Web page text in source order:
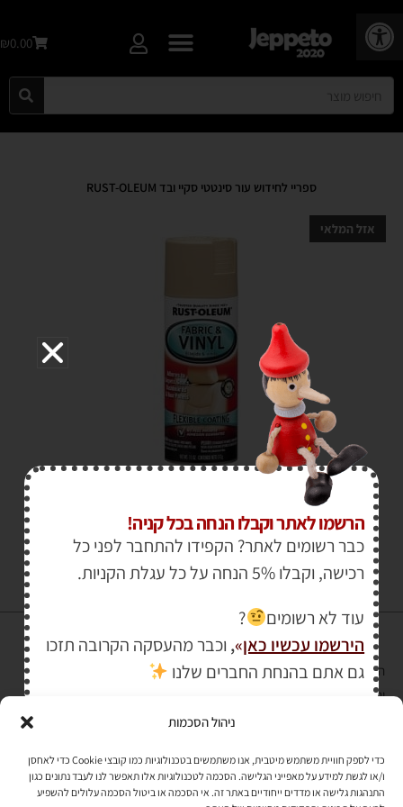
פתח סרגל נגישות
ניהול הסכמות
כדי לספק חוויית משתמש מיטבית, אנו משתמשים בטכנולוגיות כמו קובצי Cookie כדי לאחסן
ו/או לגשת למידע על מאפייני הגלישה. הסכמה לטכנולוגיות אלו תאפשר לנו לעבד נתונים כגון
התנהגות גלישה או מדדים ייחודיים באתר זה. אי הסכמה או ביטול הסכמה עלולים להשפיע
₪0.00
ספריי לחידוש עור סינטטי סקיי ובד RUST-OLEUM
אזל המלאי
והעומד בתקן אבטחה PCI DSS Level-1
לתקנון האתר»
הרשמו לאתר וקבלו הנחה בכל קניה!
כבר רשומים לאתר? הקפידו להתחבר לפני כל
רכישה, וקבלו 5% הנחה על כל עגלת הקניות.
עוד לא רשומים
?
הירשמו עכשיו כאן»
, וכבר מהעסקה הקרובה תזכו
גם אתם בהנחת החברים שלנו